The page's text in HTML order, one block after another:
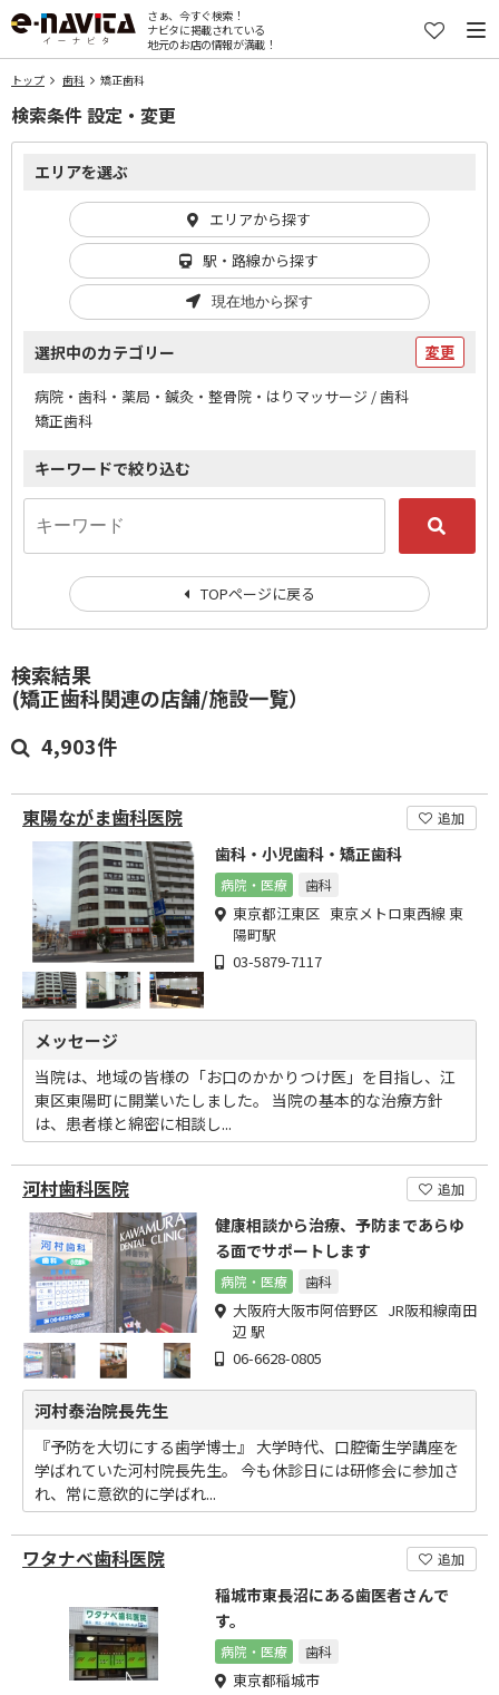
さぁ、今すぐ検索！
ナビタに掲載されている
地元のお店の情報が満載！
トップ 歯科 矯正歯科
検索結果
(矯正歯科関連の店舗/施設一覧）
4,903件
東陽ながま歯科医院 追加
歯科・小児歯科・矯正歯科
病院・医療 歯科
東京都江東区 東京メトロ東西線 東
陽町駅
03-5879-7117
メッセージ
当院は、地域の皆様の「お口のかかりつけ医」を目指し、江
東区東陽町に開業いたしました。 当院の基本的な治療方針
は、患者様と綿密に相談し...
河村歯科医院 追加
健康相談から治療、予防まであらゆ
る面でサポートします
病院・医療 歯科
大阪府大阪市阿倍野区 JR阪和線南田
辺 駅
06-6628-0805
河村泰治院長先生
『予防を大切にする歯学博士』 大学時代、口腔衛生学講座を
学ばれていた河村院長先生。 今も休診日には研修会に参加さ
れ、常に意欲的に学ばれ...
ワタナベ歯科医院 追加
稲城市東長沼にある歯医者さんで
す。
病院・医療 歯科
東京都稲城市
検索条件 設定・変更
エリアを選ぶ
エリアから探す
駅・路線から探す
現在地から探す
選択中のカテゴリー 変更
病院・歯科・薬局・鍼灸・整骨院・はりマッサージ / 歯科
矯正歯科
キーワードで絞り込む
TOPページに戻る